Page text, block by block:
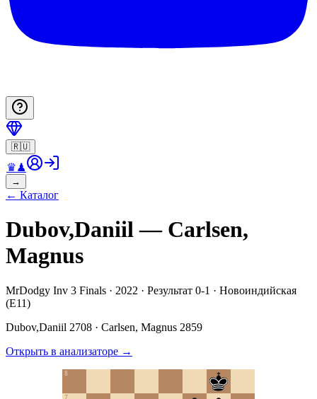
🇷🇺
♛♟
→
← Каталог
Dubov,Daniil — Carlsen,
Magnus
MrDodgy Inv 3 Finals · 2022 · Результат 0-1 · Новоиндийская
(E11)
Dubov,Daniil 2708 · Carlsen, Magnus 2859
Открыть в анализаторе →
7
8